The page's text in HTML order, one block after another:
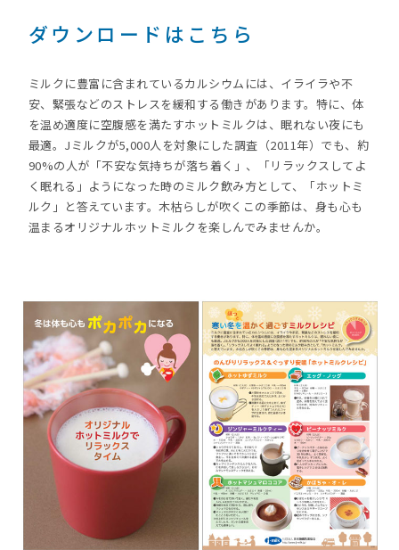
ダウンロードはこちら
ミルクに豊富に含まれているカルシウムには、イライラや不
安、緊張などのストレスを緩和する働きがあります。特に、体
を温め適度に空腹感を満たすホットミルクは、眠れない夜にも
最適。Jミルクが5,000人を対象にした調査（2011年）でも、約
90%の人が「不安な気持ちが落ち着く」、「リラックスしてよ
く眠れる」ようになった時のミルク飲み方として、「ホットミ
ルク」と答えています。木枯らしが吹くこの季節は、身も心も
温まるオリジナルホットミルクを楽しんでみませんか。